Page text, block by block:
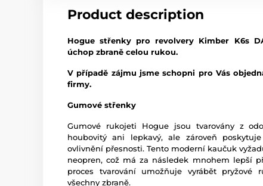
Product description
Hogue střenky pro revolvery Kimber K6s
úchop zbraně celou rukou.
V případě zájmu jsme schopni pro Vás
firmy.
Gumové střenky
Gumové rukojeti Hogue jsou tvarovány z
houbovitý ani lepkavý, ale zároveň
ovlivnění přesnosti. Tento moderní kaučuk
neopren, což má za následek mnohem lepší
proces tvarování umožňuje vyrábět
všechny zbraně.